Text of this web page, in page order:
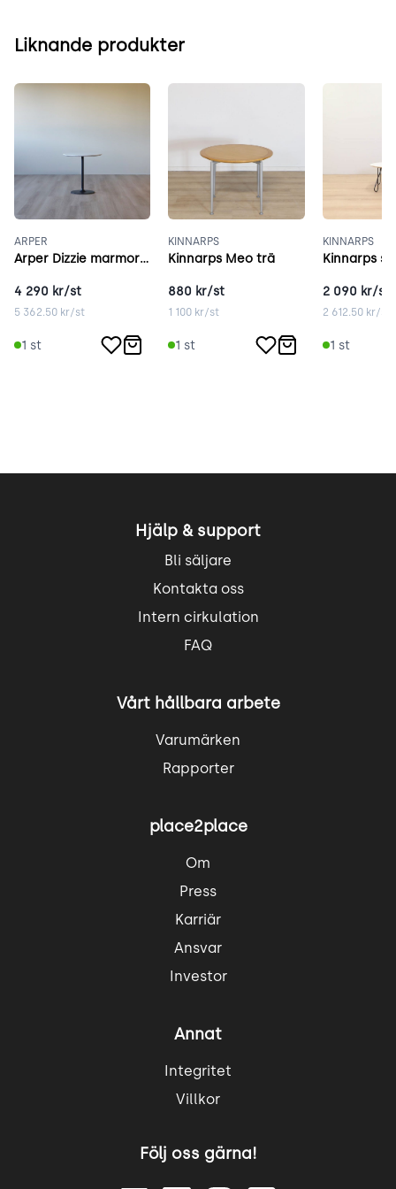
Liknande produkter
ARPER
Arper Dizzie marmor 47 cm vit
4 290 kr/st
5 362.50 kr/st
1 st
KINNARPS
Kinnarps Meo trä
880 kr/st
1 100 kr/st
1 st
KINNARPS
2 090 kr/st
2 612.50kr/st
1 st
Hjälp & support
Bli säljare
Kontakta oss
Intern cirkulation
FAQ
Vårt hållbara arbete
Varumärken
Rapporter
place2place
Om
Press
Karriär
Ansvar
Investor
Annat
Integritet
Villkor
Följ oss gärna!